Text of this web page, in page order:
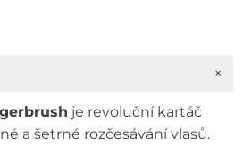
+
je revoluční kartáč
a šetrné rozčesávání vlasů.